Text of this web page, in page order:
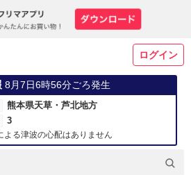
ログイン
8月7日6時56分ごろ発生
熊本県天草・芦北地方
3
よる津波の心配はありません